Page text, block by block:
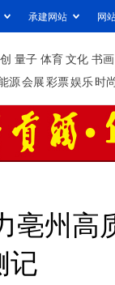
承建网站 网
量子 体育文化 书画
源会展彩票娱乐时尚
州高
记